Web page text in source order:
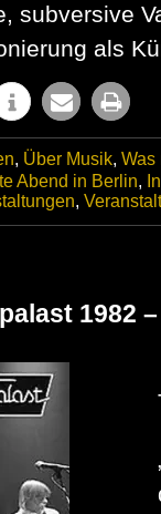
subversive
als
, Über Musik, Was
Abend in Berlin,
,
1982